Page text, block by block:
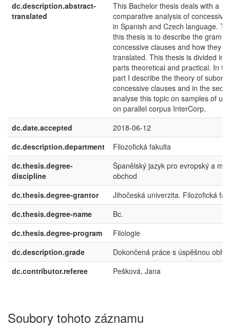
dc.description.abstract-
translated
This Bachelor thesis deals with a
comparative analysis of concessive
in Spanish and Czech language.
this thesis is to describe the
concessive clauses and how they
translated. This thesis is divided
parts theoretical and practical. In
part I describe the theory of
concessive clauses and in the
analyse this topic on samples of
on parallel corpus InterCorp.
dc.date.accepted
2018-06-12
dc.description.department
Filozofická fakulta
dc.thesis.degree-
discipline
Španělský jazyk pro evropský a
obchod
dc.thesis.degree-grantor
Jihočeská univerzita. Filozofická
dc.thesis.degree-name
Bc.
dc.thesis.degree-program
Filologie
dc.description.grade
Dokončená práce s úspěšnou
dc.contributor.referee
Pešková, Jana
Soubory tohoto záznamu